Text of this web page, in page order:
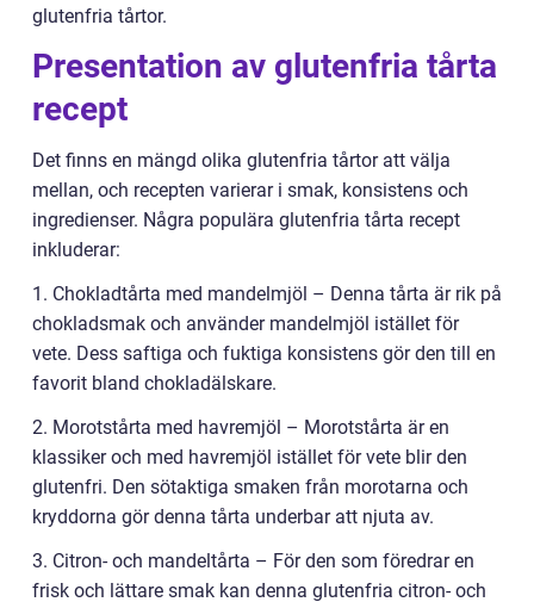
glutenfria tårtor.
Presentation av glutenfria tårta
recept
Det finns en mängd olika glutenfria tårtor att välja
mellan, och recepten varierar i smak, konsistens och
ingredienser. Några populära glutenfria tårta recept
inkluderar:
1. Chokladtårta med mandelmjöl – Denna tårta är rik på
chokladsmak och använder mandelmjöl istället för
vete. Dess saftiga och fuktiga konsistens gör den till en
favorit bland chokladälskare.
2. Morotstårta med havremjöl – Morotstårta är en
klassiker och med havremjöl istället för vete blir den
glutenfri. Den sötaktiga smaken från morotarna och
kryddorna gör denna tårta underbar att njuta av.
3. Citron- och mandeltårta – För den som föredrar en
frisk och lättare smak kan denna glutenfria citron- och